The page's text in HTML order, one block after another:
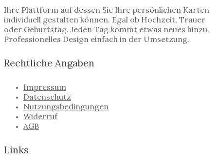
Ihre Plattform auf dessen Sie Ihre persönlichen Karten
individuell gestalten können. Egal ob Hochzeit, Trauer
oder Geburtstag. Jeden Tag kommt etwas neues hinzu.
Professionelles Design einfach in der Umsetzung.
Rechtliche Angaben
Impressum
Datenschutz
Nutzungsbedingungen
Widerruf
AGB
Links